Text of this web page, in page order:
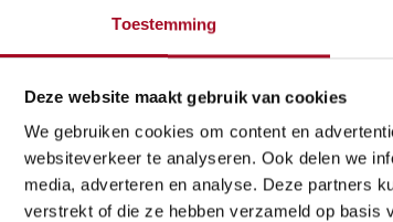
Toestemming
Deze website maakt gebruik van cookies
We gebruiken cookies om content en
websiteverkeer te analyseren. Ook delen we
media, adverteren en analyse. Deze partners
verstrekt of die ze hebben verzameld op basis